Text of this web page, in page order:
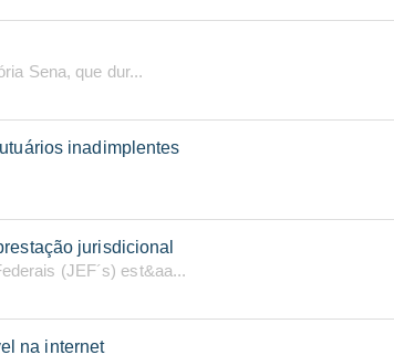
Sena, que dur...
inadimplentes
jurisdicional
(JEF´s) est&aa...
na internet